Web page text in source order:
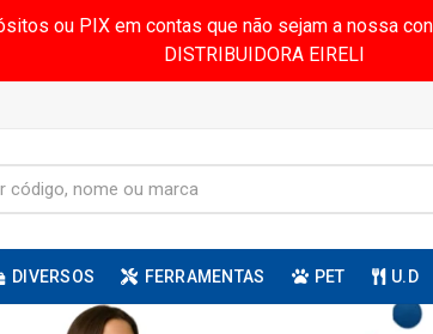
ou PIX em contas que não sejam a nossa
DISTRIBUIDORA EIRELI
DIVERSOS FERRAMENTAS PET U.D